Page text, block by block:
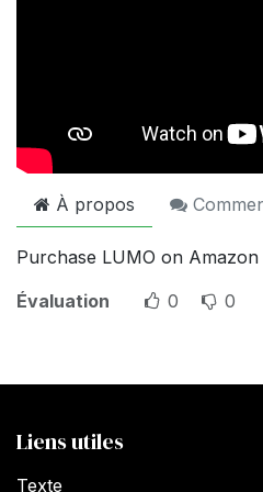
À propos
Purchase LUMO on
Évaluation
0 0
Liens utiles
Texte